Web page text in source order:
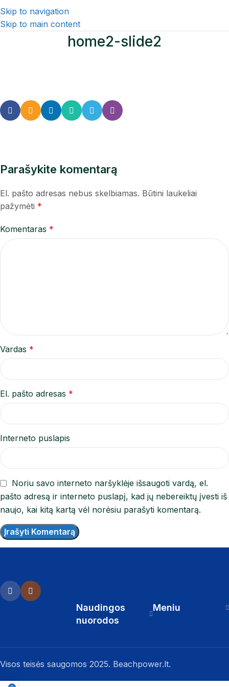
Skip to navigation
Skip to main content
home2-slide2
Parašykite komentarą
El. pašto adresas nebus skelbiamas. Būtini laukeliai
pažymėti *
Komentaras *
Vardas *
El. pašto adresas *
Interneto puslapis
Noriu savo interneto naršyklėje išsaugoti vardą, el.
pašto adresą ir interneto puslapį, kad jų nebereiktų įvesti iš
naujo, kai kitą kartą vėl norėsiu parašyti komentarą.
Naudingos
nuorodos
Meniu
Visos teisės saugomos 2025. Beachpower.lt.